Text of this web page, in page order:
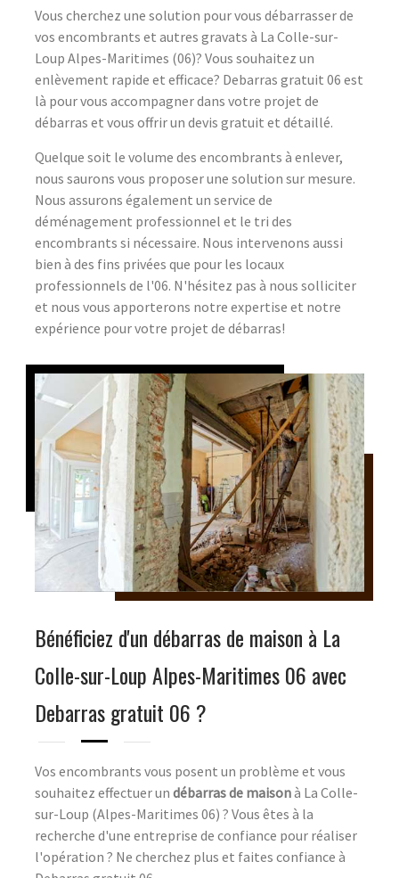
Vous cherchez une solution pour vous débarrasser de
vos encombrants et autres gravats à La Colle-sur-
Loup Alpes-Maritimes (06)? Vous souhaitez un
enlèvement rapide et efficace? Debarras gratuit 06 est
là pour vous accompagner dans votre projet de
débarras et vous offrir un devis gratuit et détaillé.
Quelque soit le volume des encombrants à enlever,
nous saurons vous proposer une solution sur mesure.
Nous assurons également un service de
déménagement professionnel et le tri des
encombrants si nécessaire. Nous intervenons aussi
bien à des fins privées que pour les locaux
professionnels de l'06. N'hésitez pas à nous solliciter
et nous vous apporterons notre expertise et notre
expérience pour votre projet de débarras!
Bénéficiez d'un débarras de maison à La
Colle-sur-Loup Alpes-Maritimes 06 avec
Debarras gratuit 06 ?
Vos encombrants vous posent un problème et vous
souhaitez effectuer un débarras de maisonà La Colle-
sur-Loup (Alpes-Maritimes 06) ? Vous êtes à la
recherche d'une entreprise de confiance pour réaliser
l'opération ? Ne cherchez plus et faites confiance à